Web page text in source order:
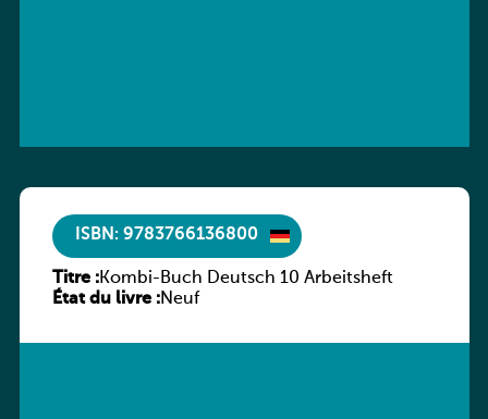
ISBN: 9783766136800
Titre :Kombi-Buch Deutsch 10 Arbeitsheft
État du livre :Neuf